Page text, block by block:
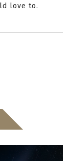
love to.